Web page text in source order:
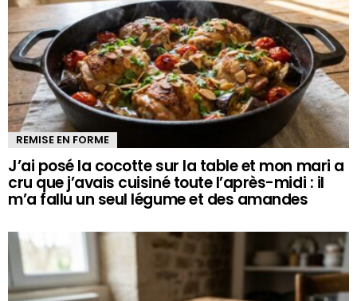
REMISE EN FORME
J’ai posé la cocotte sur la table et mon mari a
cru que j’avais cuisiné toute l’après-midi : il
m’a fallu un seul légume et des amandes